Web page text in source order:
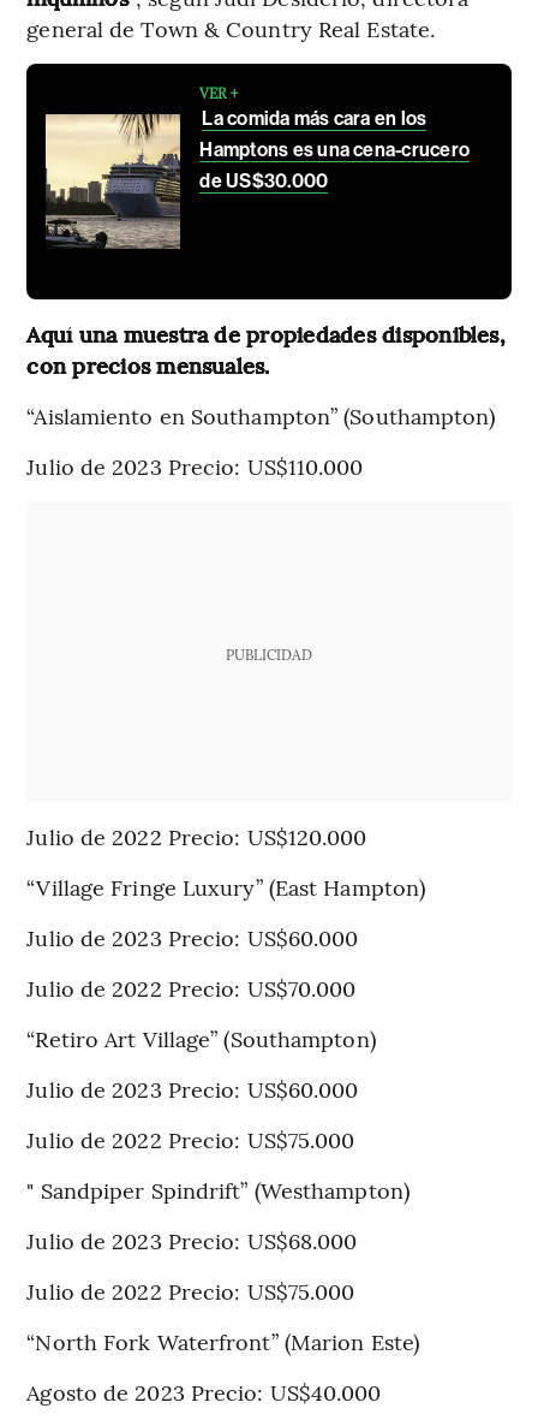
general de Town & Country Real Estate.
VER +
La comida más cara en los
Hamptons es una cena-crucero
de US$30.000
Aquí una muestra de propiedades disponibles,
con precios mensuales.
“Aislamiento en Southampton” (Southampton)
Julio de 2023 Precio: US$110.000
PUBLICIDAD
Julio de 2022 Precio: US$120.000
“Village Fringe Luxury” (East Hampton)
Julio de 2023 Precio: US$60.000
Julio de 2022 Precio: US$70.000
“Retiro Art Village” (Southampton)
Julio de 2023 Precio: US$60.000
Julio de 2022 Precio: US$75.000
" Sandpiper Spindrift” (Westhampton)
Julio de 2023 Precio: US$68.000
Julio de 2022 Precio: US$75.000
“North Fork Waterfront” (Marion Este)
Agosto de 2023 Precio: US$40.000